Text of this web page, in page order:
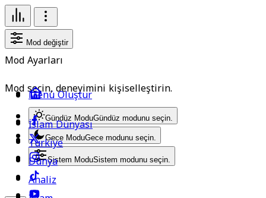
Mod değiştir
Mod Ayarları
Mod seçin, deneyimini kişiselleştirin.
Gündüz ModuGündüz modunu seçin.
Gece ModuGece modunu seçin.
Sistem ModuSistem modunu seçin.
Menü Oluştur
İslam Dünyası
Türkiye
Dünya
Analiz